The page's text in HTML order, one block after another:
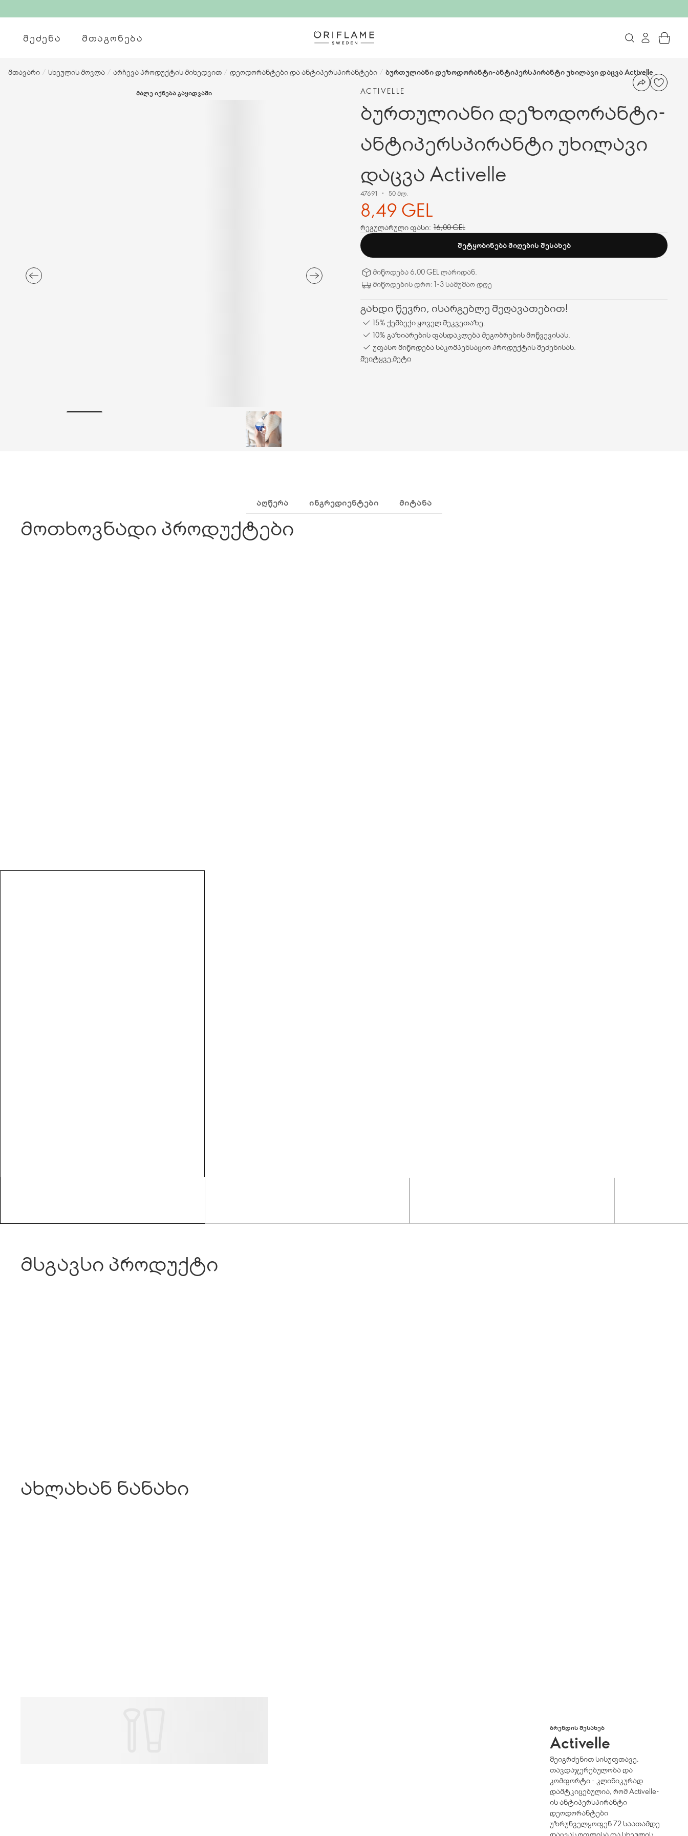
ᲨᲔᲫᲔᲜᲐ ᲨᲗᲐᲒᲝᲜᲔᲑᲐ
მთავარი / სხეულის მოვლა / არჩევა პროდუქტის მიხედვით / დეოდორანტები და ანტიპერსპირანტები / ბურთულიანი დეზოდორანტი-ანტიპერსპირანტი უხილავი დაცვა Activelle
ᲛᲐᲚᲔ ᲘᲥᲜᲔᲑᲐ ᲒᲐᲧᲘᲓᲕᲐᲨᲘ ACTIVELLE
ბურთულიანი დეზოდორანტი-
ანტიპერსპირანტი უხილავი
დაცვა Activelle
47691 50 მლ.
8,49 GEL
რეგულარული ფასი: 16,00 GEL
ᲨᲔᲢᲧᲝᲑᲘᲜᲔᲑᲐ ᲛᲘᲦᲔᲑᲘᲡ ᲨᲔᲡᲐᲮᲔᲑ
მიწოდება 6,00 GEL ლარიდან.
მიწოდების დრო: 1-3 სამუშაო დღე
გახდი წევრი, ისარგებლე შეღავათებით!
15% ქეშბექი ყოველ შეკვეთაზე.
10% გაზიარების ფასდაკლება მეგობრების მოწვევისას.
უფასო მიწოდება საკომპენსაციო პროდუქტის შეძენისას.
შეიტყვე მეტი
ᲐᲦᲬᲔᲠᲐ ᲘᲜᲒᲠᲔᲓᲘᲔᲜᲢᲔᲑᲘ ᲛᲘᲢᲐᲜᲐ
მოთხოვნადი პროდუქტები
მსგავსი პროდუქტი
ახლახან ნანახი
ᲑᲠᲔᲜᲓᲘᲡ ᲨᲔᲡᲐᲮᲔᲑ
Activelle
შეიგრძენით სისუფთავე,
თავდაჯერებულობა და
კომფორტი - კლინიკურად
დამტკიცებულია, რომ Activelle-
ის ანტიპერსპირანტი
დეოდორანტები
უზრუნველყოფენ 72 საათამდე